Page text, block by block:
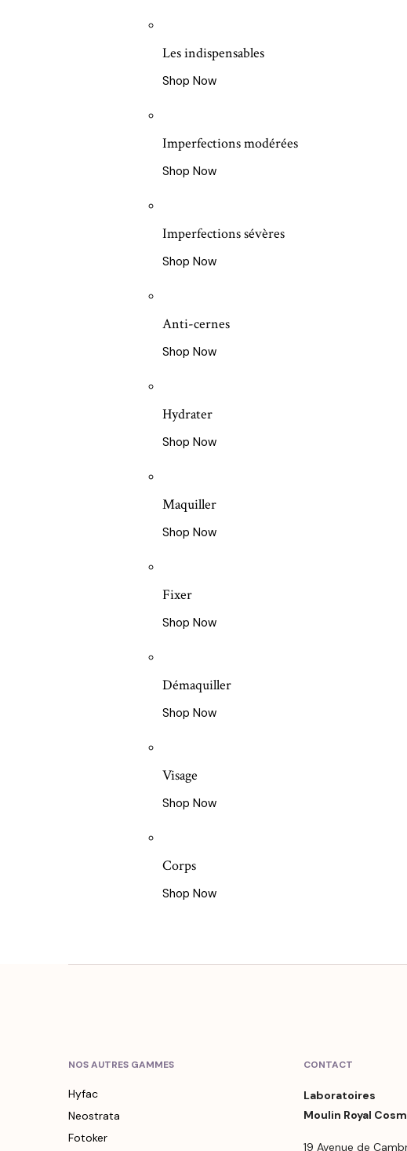
Les indispensables
Shop Now
Imperfections modérées
Shop Now
Imperfections sévères
Shop Now
Anti-cernes
Shop Now
Hydrater
Shop Now
Maquiller
Shop Now
Fixer
Shop Now
Démaquiller
Shop Now
Visage
Shop Now
Corps
Shop Now
NOS AUTRES GAMMES
Hyfac
Neostrata
Fotoker
CONTACT
Laboratoires
Moulin Royal
19 Avenue de